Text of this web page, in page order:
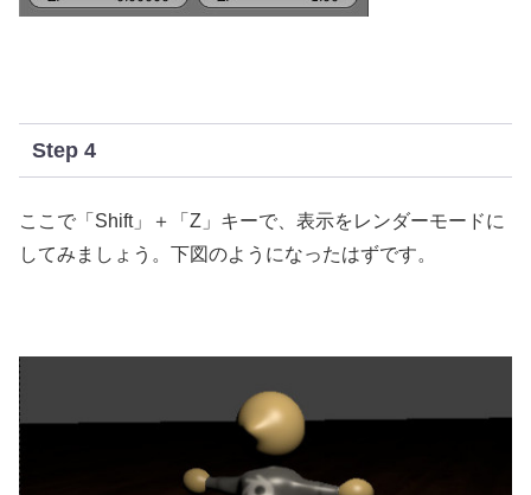
Step 4
ここで「Shift」＋「Z」キーで、表示をレンダーモードに
してみましょう。下図のようになったはずです。